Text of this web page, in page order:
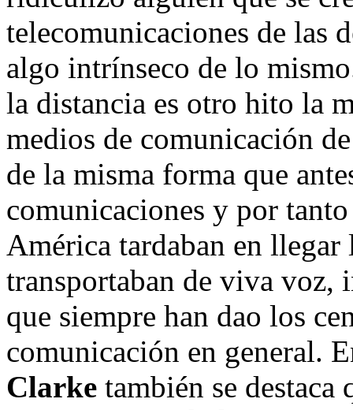
telecomunicaciones de las
algo intrínseco de lo
la distancia es otro hito la
medios de comunicación
de la misma forma que
comunicaciones y por
América tardaban en
transportaban de viva voz,
que siempre han dao los
comunicación en general.
Clarke también se